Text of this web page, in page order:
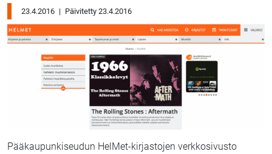
23.4.2016 | Päivitetty 23.4.2016
Pääkaupunkiseudun HelMet-kirjastojen verkkosivusto